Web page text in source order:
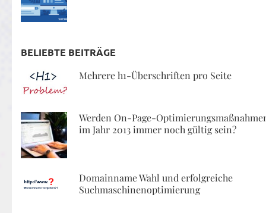
BELIEBTE BEITRÄGE
Mehrere h1-Überschriften pro Seite
Werden On-Page-
im Jahr 2013 immer noch gültig sein?
Domainname Wahl und erfolgreiche
Suchmaschinenoptimierung